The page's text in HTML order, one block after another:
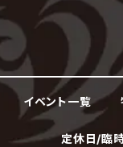
イベント一覧
定休日/臨